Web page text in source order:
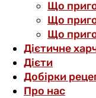
Що
Що
Що
Дієтичне
Дієти
Добірки
Про нас